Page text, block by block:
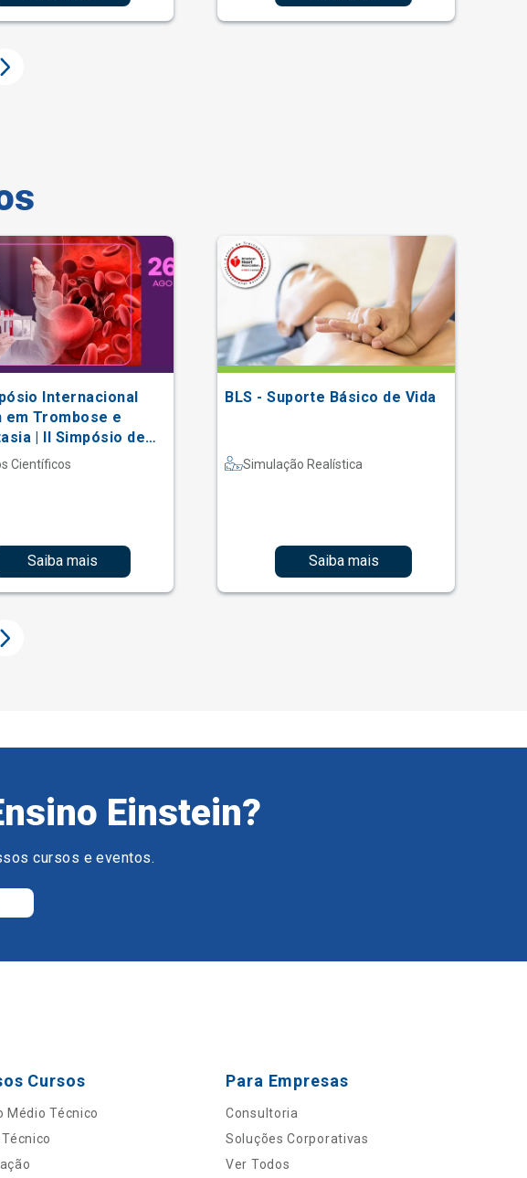
Internacional
em Trombose e
| II Simpósio de
Laboratorial
Científicos
Saiba mais
BLS - Suporte Básico de Vida
Simulação Realística
Saiba mais
Einstein?
cursos e eventos.
Cursos
Médio Técnico
Para Empresas
Consultoria
Soluções Corporativas
Ver Todos